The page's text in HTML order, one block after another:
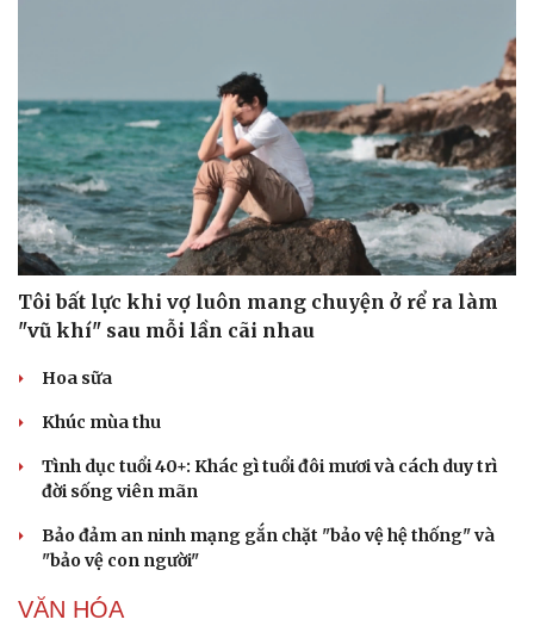
Tôi bất lực khi vợ luôn mang chuyện ở rể ra làm
"vũ khí" sau mỗi lần cãi nhau
Hoa sữa
Khúc mùa thu
Tình dục tuổi 40+: Khác gì tuổi đôi mươi và cách duy trì
đời sống viên mãn
Bảo đảm an ninh mạng gắn chặt "bảo vệ hệ thống" và
"bảo vệ con người"
VĂN HÓA